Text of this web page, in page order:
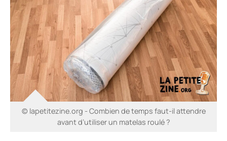
© lapetitezine.org - Combien de temps faut-il attendre
avant d’utiliser un matelas roulé ?